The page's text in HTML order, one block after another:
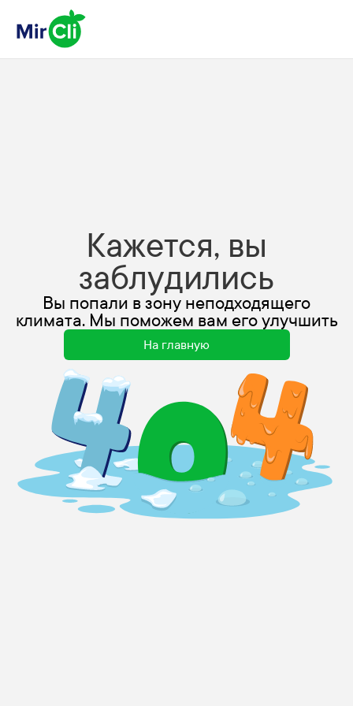
Кажется, вы
заблудились
Вы попали в зону неподходящего
климата. Мы поможем вам его улучшить
На главную